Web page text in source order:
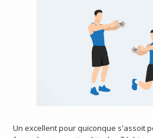
Un excellent pour quiconque s'assoit